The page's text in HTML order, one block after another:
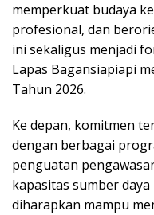
memperkuat budaya
profesional, dan
ini sekaligus menjadi
Lapas Bagansiapiapi
Tahun 2026.
Ke depan, komitmen
dengan berbagai
penguatan
kapasitas sumber
diharapkan mampu